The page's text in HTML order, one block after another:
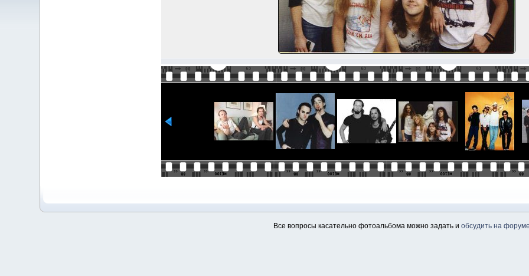
Все вопросы касательно фотоальбома можно задать и обсудить на